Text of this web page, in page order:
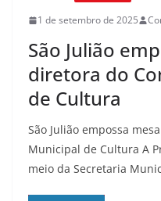
1 de setembro de 2025
São Julião
diretora do
de Cultura
São Julião empossa
Municipal de Cultura A
meio da Secretaria